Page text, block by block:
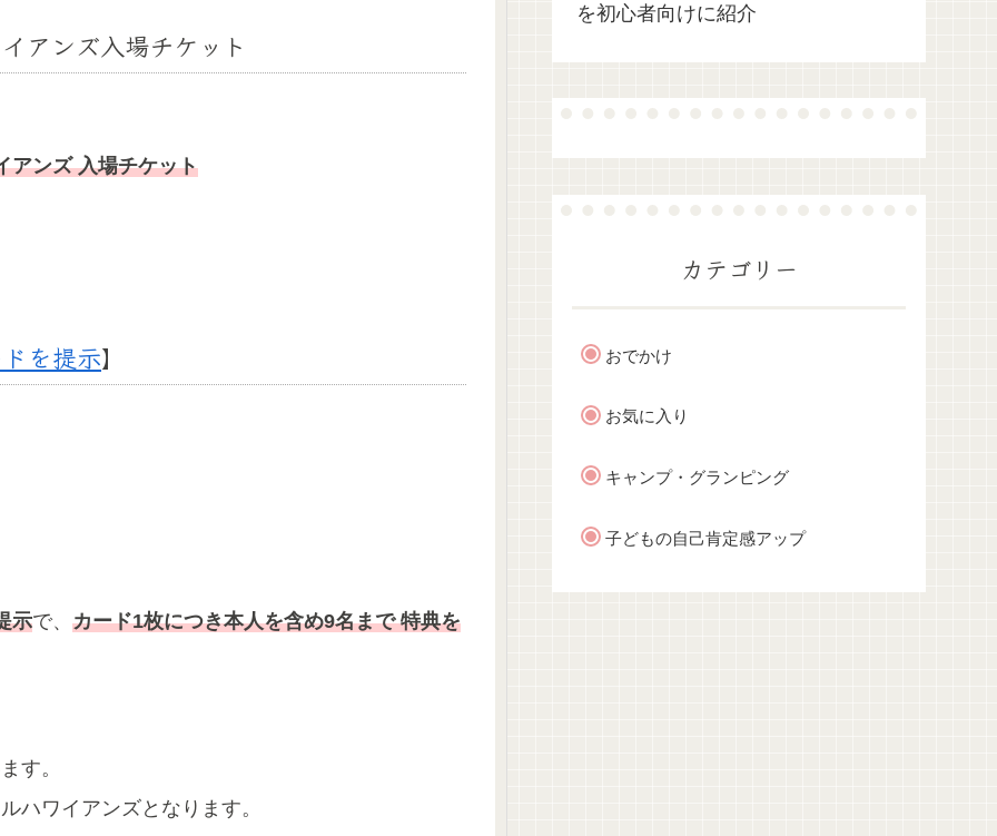
アンズ入場チケット
アンズ 入場チケット
を提示】
示で、 カード1枚につき本人を含め9名まで 特典を
す。
ハワイアンズとなります。
を初心者向けに紹介
カテゴリー
おでかけ
お気に入り
キャンプ・グランピング
子どもの自己肯定感アップ